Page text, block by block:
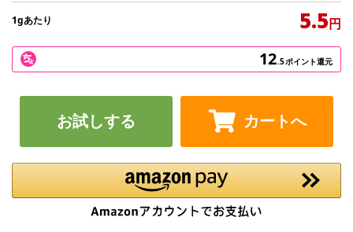
1gあたり 5.5円
12.5ポイント還元
お試しする カートへ